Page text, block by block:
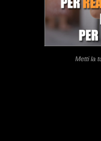
Metti la